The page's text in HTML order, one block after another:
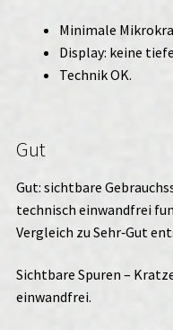
Minimale
Display: keine
Technik OK.
Gut
Gut: sichtbare
technisch einwandfrei
Vergleich zu Sehr‑Gut
Sichtbare Spuren –
einwandfrei.